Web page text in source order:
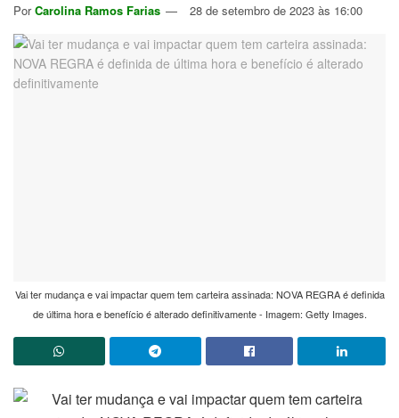
Por Carolina Ramos Farias 28 de setembro de 2023 às 16:00
Vai ter mudança e vai impactar quem tem carteira assinada: NOVA REGRA é definida
de última hora e benefício é alterado definitivamente - Imagem: Getty Images.